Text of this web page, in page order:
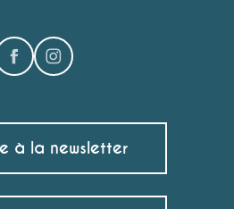
à la newsletter